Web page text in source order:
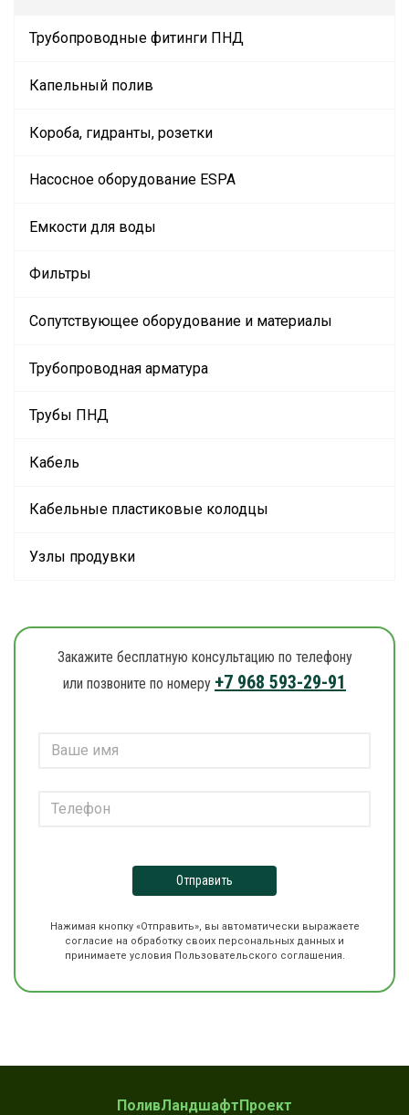
Трубопроводные фитинги ПНД
Капельный полив
Короба, гидранты, розетки
Насосное оборудование ESPA
Емкости для воды
Фильтры
Сопутствующее оборудование и материалы
Трубопроводная арматура
Трубы ПНД
Кабель
Кабельные пластиковые колодцы
Узлы продувки
Закажите бесплатную консультацию по телефону
или позвоните по номеру +7 968 593-29-91
Отправить
Нажимая кнопку «Отправить», вы автоматически выражаете
согласие на обработку своих персональных данных и
принимаете условия Пользовательского соглашения.
ПоливЛандшафтПроект